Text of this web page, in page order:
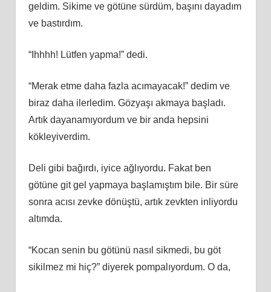
geldim. Sikime ve götüne sürdüm, başını dayadım
ve bastırdım.
“Ihhhh! Lütfen yapma!” dedi.
“Merak etme daha fazla acımayacak!” dedim ve
biraz daha ilerledim. Gözyaşı akmaya başladı.
Artık dayanamıyordum ve bir anda hepsini
kökleyiverdim.
Deli gibi bağırdı, iyice ağlıyordu. Fakat ben
götüne git gel yapmaya başlamıştım bile. Bir süre
sonra acısı zevke dönüştü, artık zevkten inliyordu
altımda.
“Kocan senin bu götünü nasıl sikmedi, bu göt
sikilmez mi hiç?” diyerek pompalıyordum. O da,